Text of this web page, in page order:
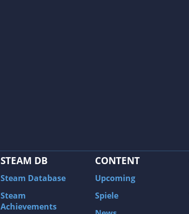
STEAM DB
Steam Database
Steam
Achievements
CONTENT
Upcoming
Spiele